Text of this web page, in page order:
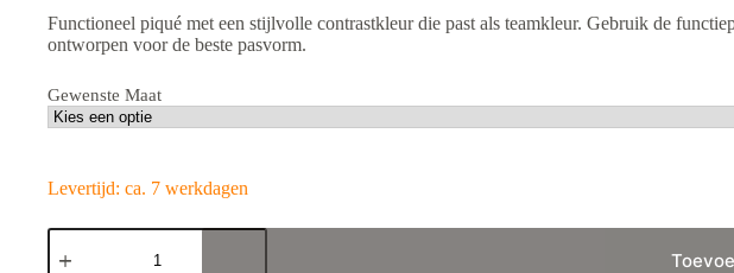
Functioneel piqué met een stijlvolle contrastkleur die past als teamkleur. Gebruik de
ontworpen voor de beste pasvorm.
Gewenste Maat
Levertijd: ca. 7 werkdagen
ARRAK
Function